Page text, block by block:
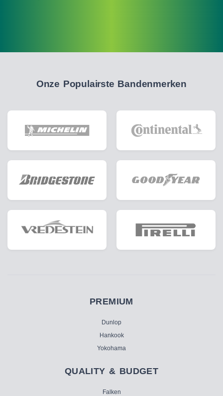
Onze Populairste Bandenmerken
PREMIUM
Dunlop
Hankook
Yokohama
QUALITY & BUDGET
Falken